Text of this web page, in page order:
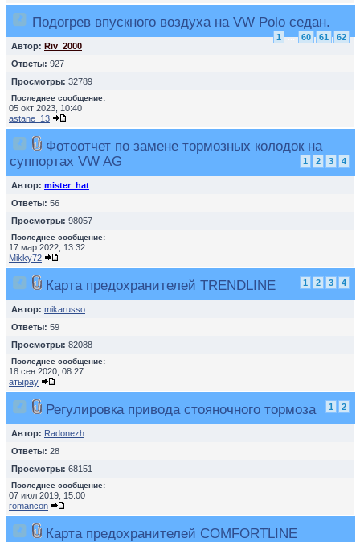
Подогрев впускного воздуха на VW Polo седан.
1 ... 60 61
62
Автор: Riv_2000
Ответы: 927
Просмотры: 32789
Последнее сообщение:
05 окт 2023, 10:40
astane_13
Фотоотчет по замене тормозных колодок на
суппортах VW AG
1 2 3 4
Автор: mister_hat
Ответы: 56
Просмотры: 98057
Последнее сообщение:
17 мар 2022, 13:32
Mikky72
Карта предохранителей TRENDLINE 1 2 3 4
Автор: mikarusso
Ответы: 59
Просмотры: 82088
Последнее сообщение:
18 сен 2020, 08:27
атырау
Регулировка привода стояночного тормоза 1 2
Автор: Radonezh
Ответы: 28
Просмотры: 68151
Последнее сообщение:
07 июл 2019, 15:00
romancon
Карта предохранителей COMFORTLINE